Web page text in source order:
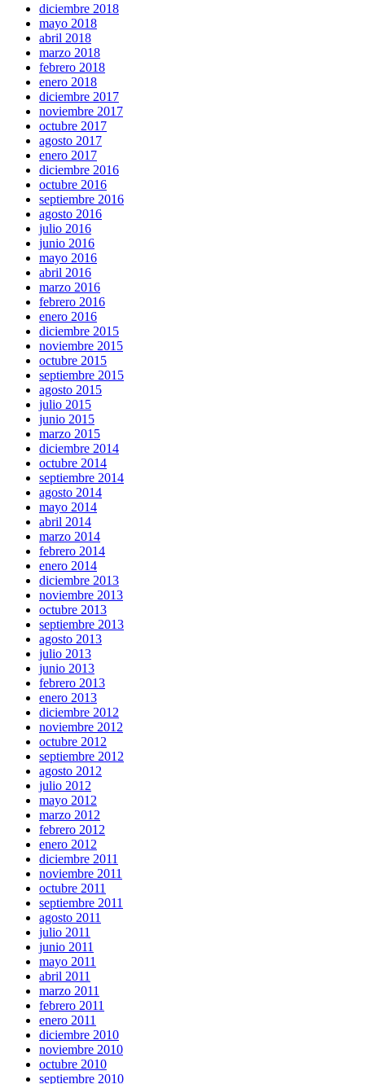
diciembre 2018
mayo 2018
abril 2018
marzo 2018
febrero 2018
enero 2018
diciembre 2017
noviembre 2017
octubre 2017
agosto 2017
enero 2017
diciembre 2016
octubre 2016
septiembre 2016
agosto 2016
julio 2016
junio 2016
mayo 2016
abril 2016
marzo 2016
febrero 2016
enero 2016
diciembre 2015
noviembre 2015
octubre 2015
septiembre 2015
agosto 2015
julio 2015
junio 2015
marzo 2015
diciembre 2014
octubre 2014
septiembre 2014
agosto 2014
mayo 2014
abril 2014
marzo 2014
febrero 2014
enero 2014
diciembre 2013
noviembre 2013
octubre 2013
septiembre 2013
agosto 2013
julio 2013
junio 2013
febrero 2013
enero 2013
diciembre 2012
noviembre 2012
octubre 2012
septiembre 2012
agosto 2012
julio 2012
mayo 2012
marzo 2012
febrero 2012
enero 2012
diciembre 2011
noviembre 2011
octubre 2011
septiembre 2011
agosto 2011
julio 2011
junio 2011
mayo 2011
abril 2011
marzo 2011
febrero 2011
enero 2011
diciembre 2010
noviembre 2010
octubre 2010
septiembre 2010